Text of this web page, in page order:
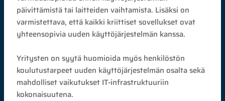
päivittämistä tai laitteiden vaihtamista. Lisäksi on
varmistettava, että kaikki kriittiset sovellukset ovat
yhteensopivia uuden käyttöjärjestelmän kanssa.
Yritysten on syytä huomioida myös henkilöstön
koulutustarpeet uuden käyttöjärjestelmän osalta sekä
mahdolliset vaikutukset IT-infrastruktuuriin
kokonaisuutena.